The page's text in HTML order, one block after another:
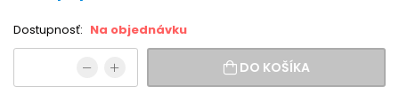
Dostupnosť: Na objednávku
DO KOŠÍKA